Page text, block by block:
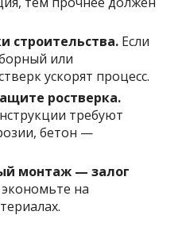
строительства. Если
или
ускорят процесс.
ростверка.
требуют
бетон —
монтаж — залог
на